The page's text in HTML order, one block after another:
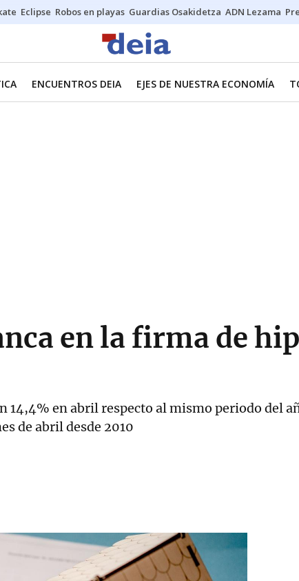
Eclipse Robos en playas Guardias Osakidetza ADN Lezama
ENCUENTROS DEIA EJES DE NUESTRA ECONOMÍA
en la firma de
14,4% en abril respecto al mismo periodo del
de abril desde 2010